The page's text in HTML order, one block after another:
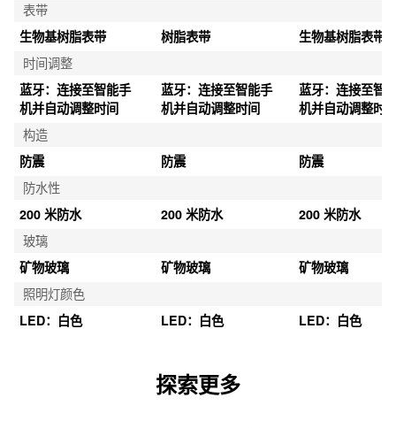
表带
生物基树脂表带
树脂表带
生物基树脂表带
时间调整
蓝牙：连接至智能手
机并自动调整时间
蓝牙：连接至智能手
机并自动调整时间
蓝牙：连接至智
机并自动调整时
构造
防震
防震
防震
防水性
200 米防水
200 米防水
200 米防水
玻璃
矿物玻璃
矿物玻璃
矿物玻璃
照明灯颜色
LED：白色
LED：白色 LED：白色
探索更多